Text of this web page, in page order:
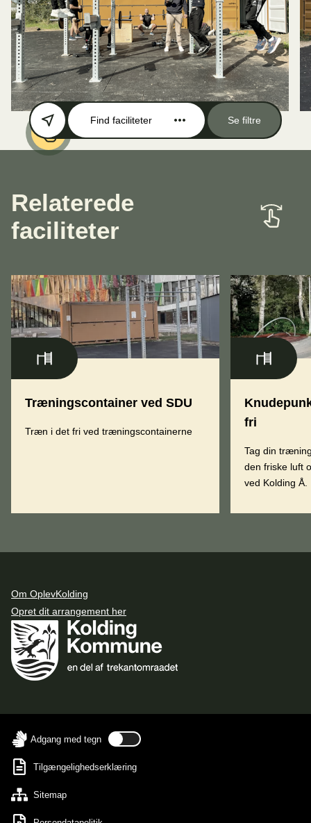
Find faciliteter Se filtre
Relaterede
faciliteter
Træningscontainer ved SDU
Træn i det fri ved træningscontainerne
fri
Tag din
den friske luft
ved Kolding Å.
Om OplevKolding
Opret dit arrangement her
Adgang med tegn
Tilgængelighedserklæring
Sitemap